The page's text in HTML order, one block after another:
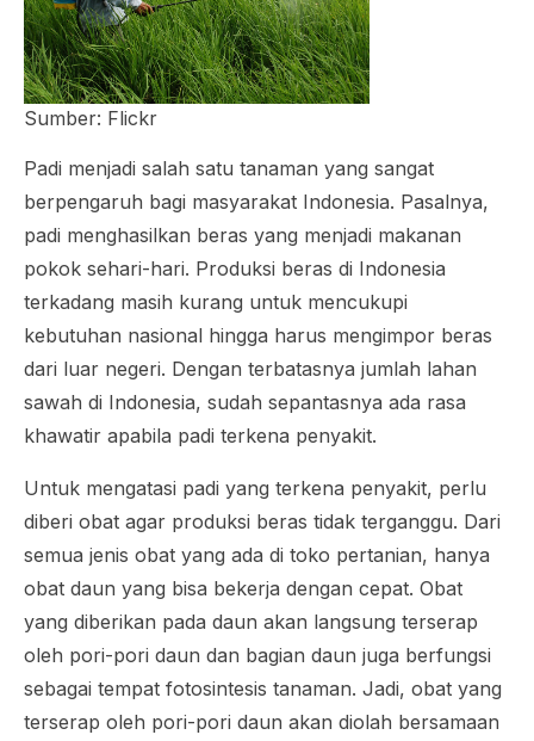
Sumber: Flickr
Padi menjadi salah satu tanaman yang sangat
berpengaruh bagi masyarakat Indonesia. Pasalnya,
padi menghasilkan beras yang menjadi makanan
pokok sehari-hari. Produksi beras di Indonesia
terkadang masih kurang untuk mencukupi
kebutuhan nasional hingga harus mengimpor beras
dari luar negeri. Dengan terbatasnya jumlah lahan
sawah di Indonesia, sudah sepantasnya ada rasa
khawatir apabila padi terkena penyakit.
Untuk mengatasi padi yang terkena penyakit, perlu
diberi obat agar produksi beras tidak terganggu. Dari
semua jenis obat yang ada di toko pertanian, hanya
obat daun yang bisa bekerja dengan cepat. Obat
yang diberikan pada daun akan langsung terserap
oleh pori-pori daun dan bagian daun juga berfungsi
sebagai tempat fotosintesis tanaman. Jadi, obat yang
terserap oleh pori-pori daun akan diolah bersamaan